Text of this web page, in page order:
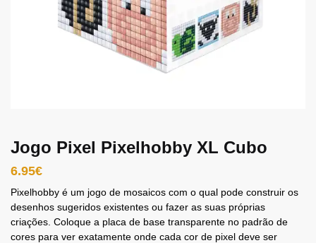
Jogo Pixel Pixelhobby XL Cubo
6.95€
Pixelhobby é um jogo de mosaicos com o qual pode construir os
desenhos sugeridos existentes ou fazer as suas próprias
criações. Coloque a placa de base transparente no padrão de
cores para ver exatamente onde cada cor de pixel deve ser